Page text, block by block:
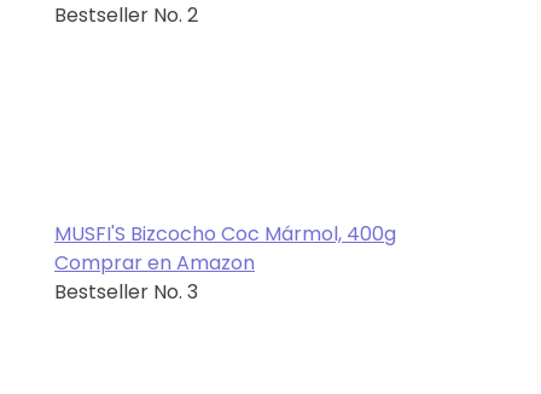
Bestseller No. 2
MUSFI'S Bizcocho Coc Mármol, 400g
Comprar en Amazon
Bestseller No. 3